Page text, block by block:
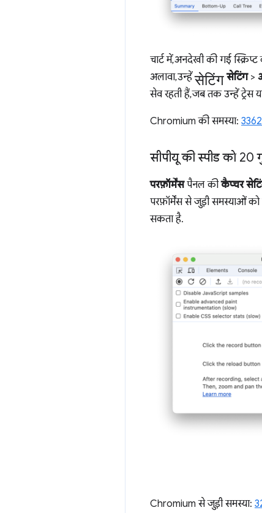
चार्ट में, अनदेखी की गई स्क्रिप्ट
अलावा, उन्हेंसेटिंग सेटिंग>
सेव रहती हैं, जब तक उन्हें ट्रेस
Chromium की समस्या:
सीपीयू की स्पीड को 20
परफ़ॉर्मेंसपैनल कीकैप्चर
परफ़ॉर्मेंस से जुड़ी समस्याओं को
सकता है.
Chromium से जुड़ी समस्या: